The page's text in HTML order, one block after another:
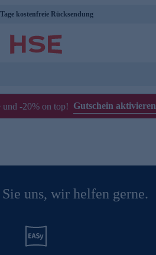
kostenfreie Rücksendung
-20% on top! Gutschein aktivieren
uns, wir helfen gerne.